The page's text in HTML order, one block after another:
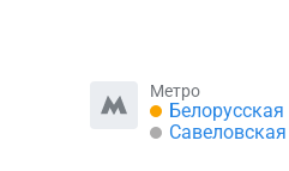
Метро
Белорусская
Савеловская